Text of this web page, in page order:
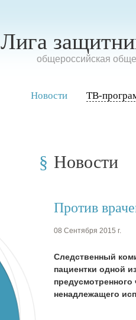
Лига
oбщероссийская
Новости ТВ-
Новости
Против
08 Сентября 2015 г.
Следственный
пациентки одной
ненадлежащего